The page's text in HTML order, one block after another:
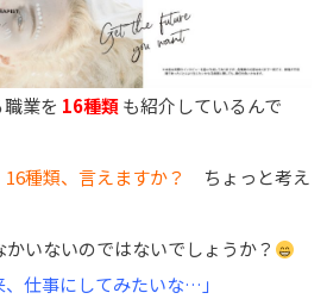
業を 16種類も紹介しているんで
種類、言えますか？
ちょっと考え
いないのではないでしょうか？
、仕事にしてみたいな…」